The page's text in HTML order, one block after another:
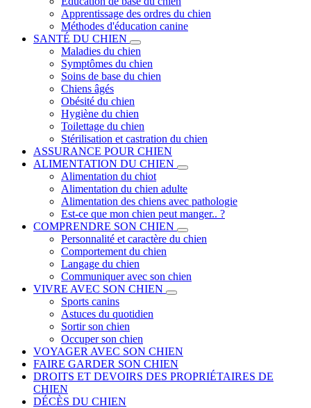
Apprentissage des ordres du chien
Méthodes d'éducation canine
SANTÉ DU CHIEN
Maladies du chien
Symptômes du chien
Soins de base du chien
Chiens âgés
Obésité du chien
Hygiène du chien
Toilettage du chien
Stérilisation et castration du chien
ASSURANCE POUR CHIEN
ALIMENTATION DU CHIEN
Alimentation du chiot
Alimentation du chien adulte
Alimentation des chiens avec pathologie
Est-ce que mon chien peut manger.. ?
COMPRENDRE SON CHIEN
Personnalité et caractère du chien
Comportement du chien
Langage du chien
Communiquer avec son chien
VIVRE AVEC SON CHIEN
Sports canins
Astuces du quotidien
Sortir son chien
Occuper son chien
VOYAGER AVEC SON CHIEN
FAIRE GARDER SON CHIEN
DROITS ET DEVOIRS DES PROPRIÉTAIRES DE
CHIEN
DÉCÈS DU CHIEN